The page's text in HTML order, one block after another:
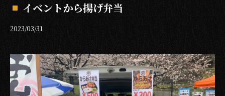
イベントから揚げ弁当
2023/03/31